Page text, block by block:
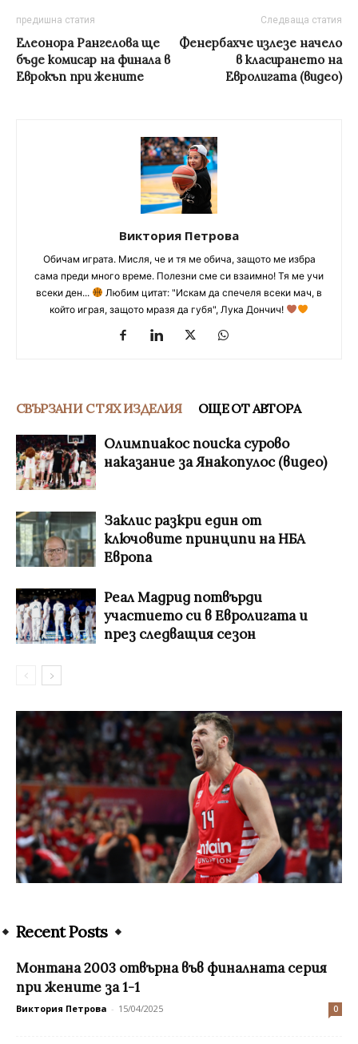
предишна статия
Елеонора Рангелова ще
бъде комисар на финала в
Еврокъп при жените
Следваща статия
Фенербахче излезе начело
в класирането на
Евролигата (видео)
Виктория Петрова
Обичам играта. Мисля, че и тя ме обича, защото ме избра
сама преди много време. Полезни сме си взаимно! Тя ме учи
всеки ден...
Любим цитат: "Искам да спечеля всеки мач, в
който играя, защото мразя да губя", Лука Дончич!
СВЪРЗАНИ С ТЯХ ИЗДЕЛИЯ ОЩЕ ОТ АВТОРА
Олимпиакос поиска сурово
наказание за Янакопулос (видео)
Заклис разкри един от
ключовите принципи на НБА
Европа
Реал Мадрид потвърди
участието си в Евролигата и
през следващия сезон
Recent Posts
Монтана 2003 отвърна във финалната серия
при жените за 1-1
Виктория Петрова - 15/04/2025 0